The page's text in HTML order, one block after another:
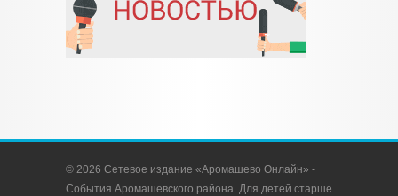
© 2026 Сетевое издание «Аромашево Онлайн» -
События Аромашевского района. Для детей старше